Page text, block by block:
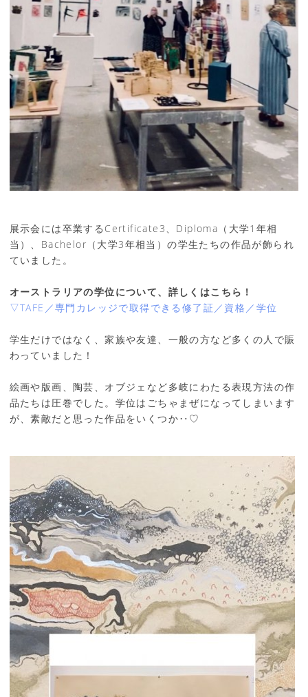
展示会には卒業するCertificate3、Diploma（大学1年相
当）、Bachelor（大学3年相当）の学生たちの作品が飾られ
ていました。
オーストラリアの学位について、詳しくはこちら！
▽TAFE／専門カレッジで取得できる修了証／資格／学位
学生だけではなく、家族や友達、一般の方など多くの人で賑
わっていました！
絵画や版画、陶芸、オブジェなど多岐にわたる表現方法の作
品たちは圧巻でした。学位はごちゃまぜになってしまいます
が、素敵だと思った作品をいくつか‥♡